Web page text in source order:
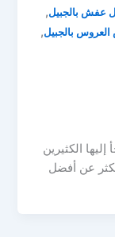
عفش بالجبيل,
بالجبيل,
الكثيرين
عن أفضل